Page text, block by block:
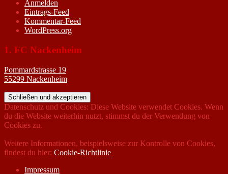
Anmelden
Eintrags-Feed
Kommentar-Feed
WordPress.org
1. FC Nackenheim
Pommardstrasse 19
55299 Nackenheim
Datenschutz und Cookies: Diese Website verwendet Cookies. Wenn
du die Website weiterhin nutzt, stimmst du der Verwendung von
Cookies zu.
Weitere Informationen, beispielsweise zur Kontrolle von Cookies,
findest du hier: Cookie-Richtlinie
Impressum